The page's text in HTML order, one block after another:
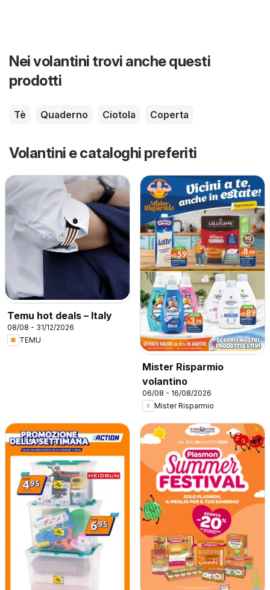
Nei volantini trovi anche questi
prodotti
Tè Quaderno Ciotola Coperta
Volantini e cataloghi preferiti
Temu hot deals – Italy
08/08 - 31/12/2026
TEMU
Mister Risparmio
volantino
06/08 - 16/08/2026
Mister Risparmio